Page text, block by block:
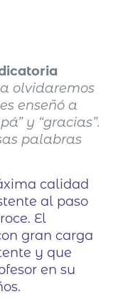
olvidaremos
enseñó a
y “gracias”.
palabras
calidad
al paso
El
gran carga
y que
en su